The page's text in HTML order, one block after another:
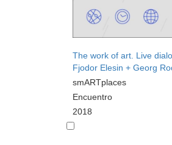
The work of art. Live
Fjodor Elesin + Georg
smARTplaces
Encuentro
2018